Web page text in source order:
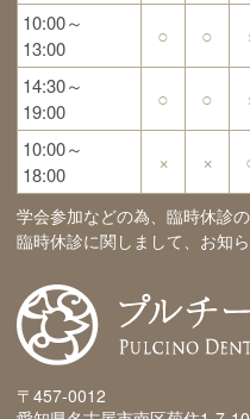
10:00～
13:00
○ ○
14:30～
19:00
○ ○
10:00～
18:00
× ×
学会参加などの為、臨時休診の
臨時休診に関しまして、お知
〒457-0012